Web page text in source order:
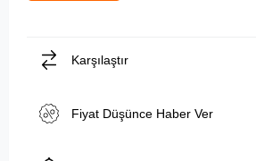
Karşılaştır
Fiyat Düşünce Haber Ver